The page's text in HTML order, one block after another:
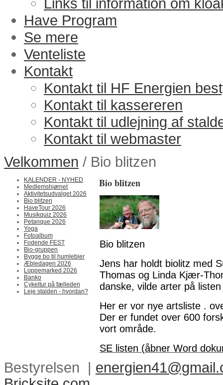
Have Program
Se mere
Venteliste
Kontakt
Kontakt til HF Energien
Kontakt til kassereren
Kontakt til udlejning af
Kontakt til webmaster
Velkommen / Bio blitzen
KALENDER - NYHED
Medlemshjørnet
Aktivitetsudvalget 2026
Bio blitzen
HaveTour 2026
Musikquiz 2026
Petanque 2026
Yoga
Fotoalbum
Fodende FEST
Bio-gruppen
Bygge bo til humlebier
Æbledagen 2026
Loppemarked 2026
Banko
Cykeltur på fælleden
Leje stalden - hvordan?
Bio blitzen
Bio blitzen
Jens har holdt biolitz med
Thomas og Linda Kjær-
danske, vilde arter på listen
Her er vor nye artsliste .
Der er fundet over 600
vort område.
SE listen (åbner Word
Bestyrelsen |